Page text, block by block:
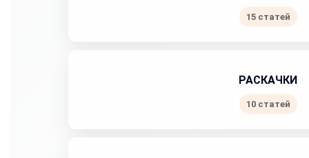
15 статей
РАСКАЧКИ
10 статей